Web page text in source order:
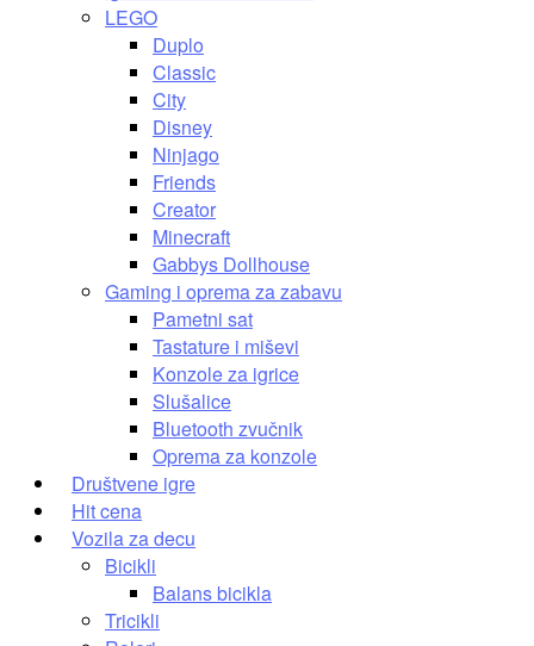
LEGO
Duplo
Classic
City
Disney
Ninjago
Friends
Creator
Minecraft
Gabbys Dollhouse
Gaming i oprema za zabavu
Pametni sat
Tastature i miševi
Konzole za igrice
Slušalice
Bluetooth zvučnik
Oprema za konzole
Društvene igre
Hit cena
Vozila za decu
Bicikli
Balans bicikla
Tricikli